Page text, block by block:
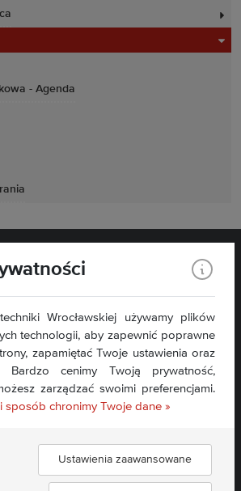
- Agenda
27
Wrocławskiej używamy plików
technologii, aby zapewnić poprawne
zapamiętać Twoje ustawienia oraz
Bardzo cenimy Twoją prywatność,
zarządzać swoimi preferencjami.
sposób chronimy Twoje dane »
Ustawienia zaawansowane